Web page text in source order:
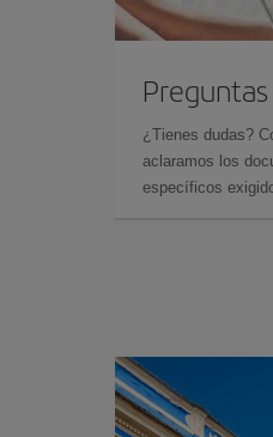
¿Tienes dudas?
aclaramos los
específicos